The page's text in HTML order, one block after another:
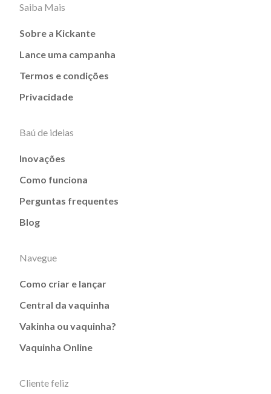
Saiba Mais
Sobre a Kickante
Lance uma campanha
Termos e condições
Privacidade
Baú de ideias
Inovações
Como funciona
Perguntas frequentes
Blog
Navegue
Como criar e lançar
Central da vaquinha
Vakinha ou vaquinha?
Vaquinha Online
Cliente feliz